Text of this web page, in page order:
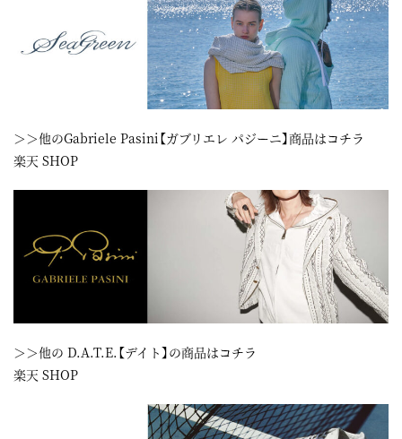
＞＞他のGabriele Pasini【ガブリエレ パジーニ】商品はコチラ
楽天 SHOP
＞＞他の D.A.T.E.【デイト】の商品はコチラ
楽天 SHOP